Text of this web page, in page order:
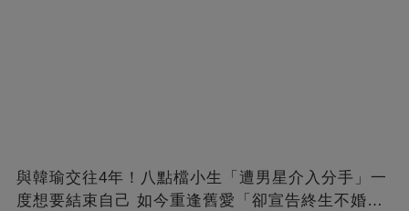
與韓瑜交往4年！八點檔小生「遭男星介入分手」一
度想要結束自己 如今重逢舊愛「卻宣告終生不婚」